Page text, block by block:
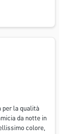
per la qualità
da notte in
colore,